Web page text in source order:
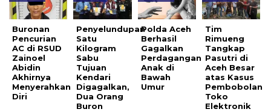
Buronan
Pencurian
AC di RSUD
Zainoel
Abidin
Akhirnya
Menyerahkan
Diri
Penyelundupan
Satu
Kilogram
Sabu
Tujuan
Kendari
Digagalkan,
Dua Orang
Buron
Polda Aceh
Berhasil
Gagalkan
Perdagangan
Anak di
Bawah
Umur
Tim
Rimueng
Tangkap
Pasutri di
Aceh Besar
atas Kasus
Pembobolan
Toko
Elektronik